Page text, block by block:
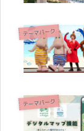
テーマパーク
テーマパーク